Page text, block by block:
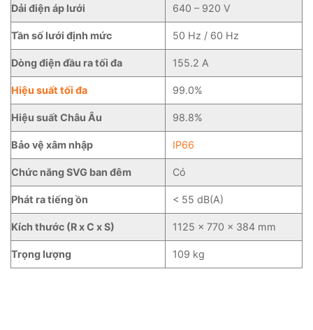
Dải điện áp lưới 640 – 920 V
Tần số lưới định mức 50 Hz / 60 Hz
Dòng điện đầu ra tối đa 155.2 A
Hiệu suất tối đa 99.0%
Hiệu suất Châu Âu 98.8%
Bảo vệ xâm nhập IP66
Chức năng SVG ban đêm Có
Phát ra tiếng ồn < 55 dB(A)
Kích thước (R x C x S) 1125 x 770 x 384 mm
Trọng lượng 109 kg